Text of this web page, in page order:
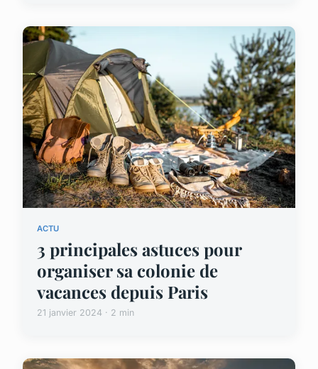
ACTU
3 principales astuces pour
organiser sa colonie de
vacances depuis Paris
21 janvier 2024 · 2 min